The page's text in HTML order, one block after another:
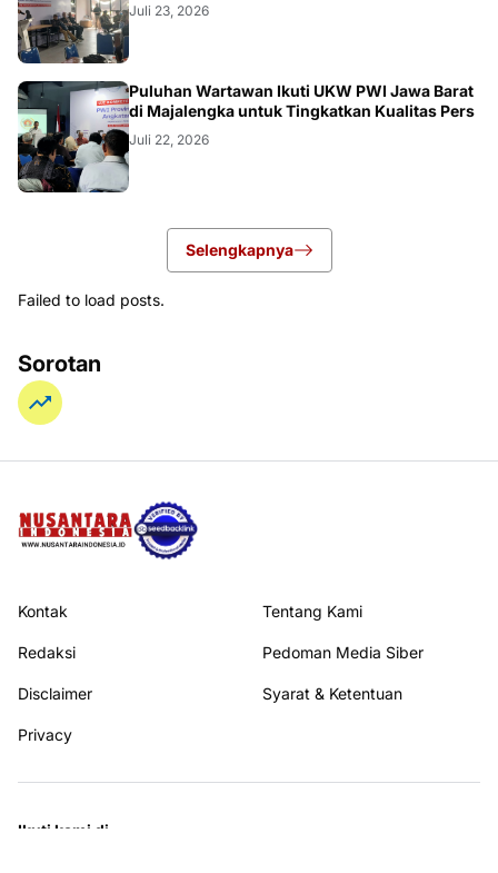
Juli 23, 2026
Puluhan Wartawan Ikuti UKW PWI Jawa Barat
di Majalengka untuk Tingkatkan Kualitas Pers
Juli 22, 2026
Selengkapnya
Failed to load posts.
Sorotan
Kontak Tentang Kami
Redaksi Pedoman Media Siber
Disclaimer Syarat & Ketentuan
Privacy
Ikuti kami di